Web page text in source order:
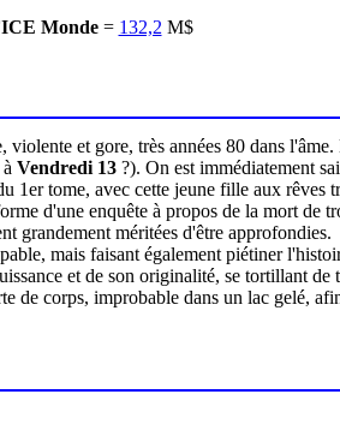
Monde= 132,2 M$
et gore, très années 80 dans
Vendredi 13?). On est immédiatement
1er tome, avec cette jeune fille aux rêves
d'une enquête à propos de la mort de
grandement méritées d'être approfondies.
mais faisant également piétiner
et de son originalité, se tortillant de
de corps, improbable dans un lac gelé,